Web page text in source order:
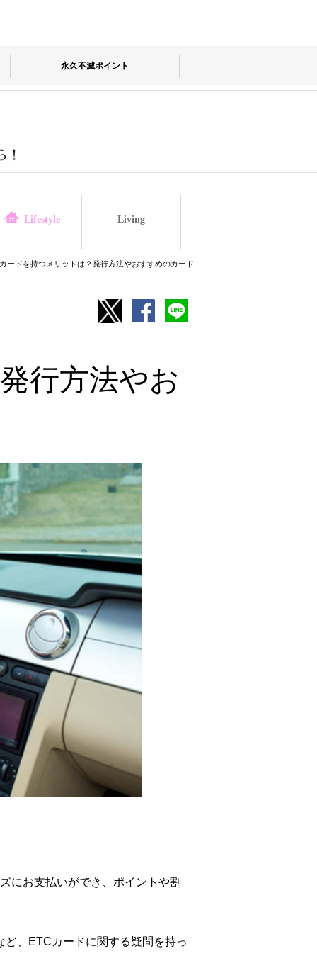
永久不滅ポイント
Lifestyle Living
ードを持つメリットは？発行方法やおすすめのカードも紹介
行方法やお
にお支払いができ、ポイントや割
、ETCカードに関する疑問を持っ